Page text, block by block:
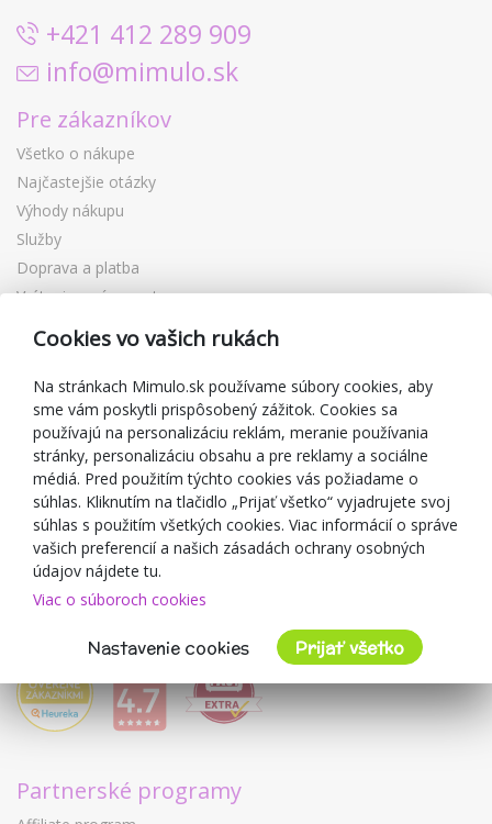
+421 412 289 909
info@mimulo.sk
Pre zákazníkov
Všetko o nákupe
Najčastejšie otázky
Výhody nákupu
Služby
Doprava a platba
Vrátenie a výmena tovaru
Reklamácia
Zľavové kupóny
Blog
O predajcovi
Mimulo.sk
Obchodné podmienky
Ochrana osobných údajov GDPR
Kontakty
Spolupracujeme
Partnerské programy
Cookies vo vašich rukách
Na stránkach Mimulo.sk používame súbory cookies, aby
sme vám poskytli prispôsobený zážitok. Cookies sa
používajú na personalizáciu reklám, meranie používania
stránky, personalizáciu obsahu a pre reklamy a sociálne
médiá. Pred použitím týchto cookies vás požiadame o
súhlas. Kliknutím na tlačidlo „Prijať všetko“ vyjadrujete svoj
súhlas s použitím všetkých cookies. Viac informácií o správe
vašich preferencií a našich zásadách ochrany osobných
údajov nájdete tu.
Viac o súboroch cookies
Nastavenie cookies Prijať všetko